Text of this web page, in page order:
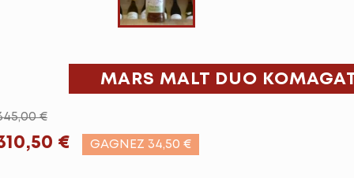
MARS MALT DUO
€
€ GAGNEZ 34,50 €